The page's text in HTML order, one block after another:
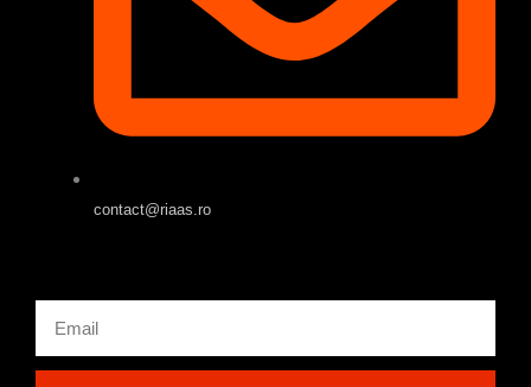
contact@riaas.ro